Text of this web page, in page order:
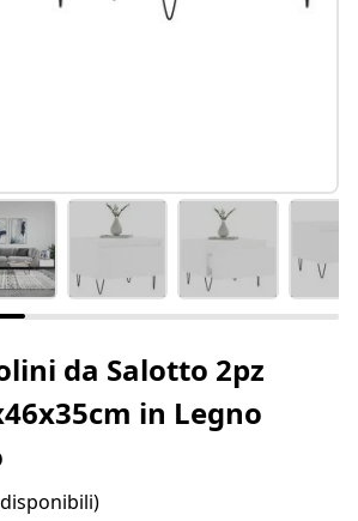
da Salotto 2pz
in Legno